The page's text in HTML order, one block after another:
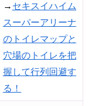
→ セキスイハイム
スーパーアリーナ
のトイレマップと
穴場のトイレを把
握して行列回避す
る！